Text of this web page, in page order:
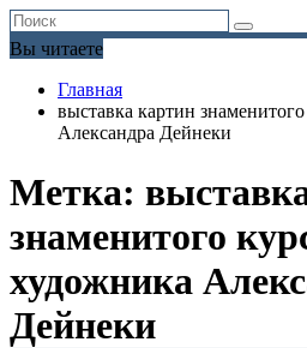
Вы читаете
Главная
выставка картин
Александра Дейнеки
Метка:
знаменитого
художника
Дейнеки